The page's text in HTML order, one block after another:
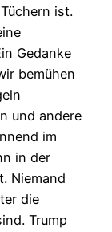
ist.
Gedanke
bemühen
und andere
im
in der
Niemand
die
Trump